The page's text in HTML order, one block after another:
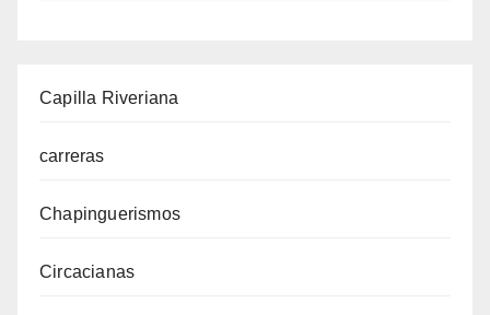
Capilla Riveriana
carreras
Chapinguerismos
Circacianas